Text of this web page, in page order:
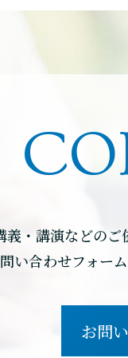
義・講演などのご
い合わせフォー
お問